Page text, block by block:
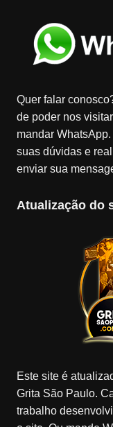
Quer falar
de poder nos
mandar
suas dúvidas e
enviar sua
Atualização do
Este site é
Grita São Paulo.
trabalho